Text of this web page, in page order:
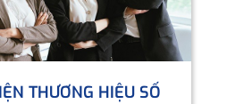
THƯƠNG HIỆU SỐ